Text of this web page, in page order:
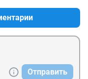
Отправить